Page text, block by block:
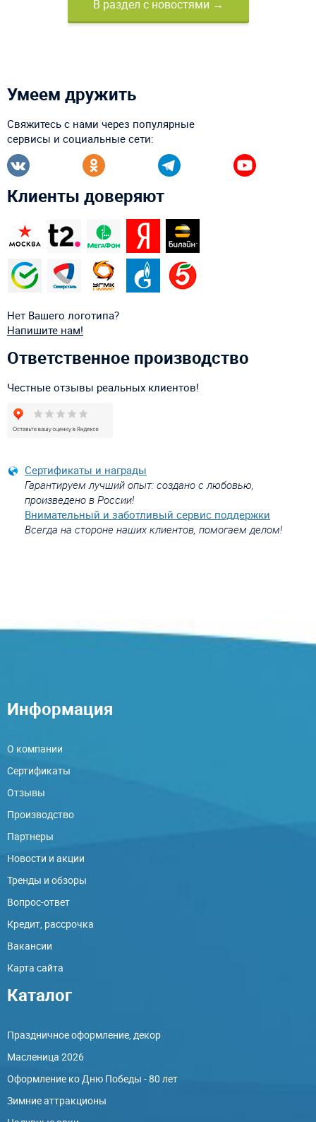
В раздел с новостями →
Умеем дружить
Свяжитесь с нами через популярные
сервисы и социальные сети:
Клиенты доверяют
Нет Вашего логотипа?
Напишите нам!
Ответственное производство
Честные отзывы реальных клиентов!
Сертификаты и награды
Гарантируем лучший опыт: создано с любовью,
произведено в России!
Внимательный и заботливый сервис поддержки
Всегда на стороне наших клиентов, помогаем делом!
Информация
О компании
Сертификаты
Отзывы
Производство
Партнеры
Новости и акции
Тренды и обзоры
Вопрос-ответ
Кредит, рассрочка
Вакансии
Карта сайта
Каталог
Праздничное оформление, декор
Масленица 2026
Оформление ко Дню Победы - 80 лет
Зимние аттракционы